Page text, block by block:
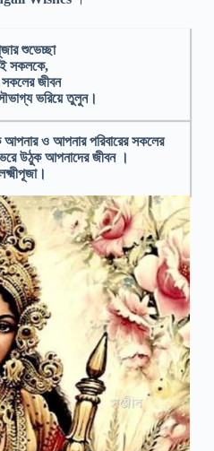
শুভেচ্ছা
সকলকে,
সকলের জীবন
ভরিয়ে তুলুন।
আপনার ও আপনার পরিবারের সকলের
উঠুক আপনাদের জীবন ।